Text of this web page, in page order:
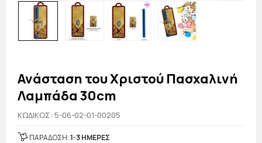
Ανάσταση του Χριστού Πασχαλινή
Λαμπάδα 30cm
KΩΔΙΚΟΣ: 5-06-02-01-00205
ΠΑΡΑΔΟΣΗ:1-3 ΗΜΕΡΕΣ